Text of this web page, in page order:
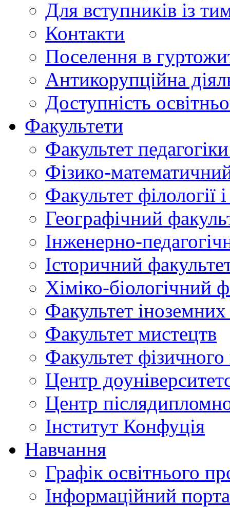
Для вступників із
Контакти
Поселення в
Антикорупційна
Доступність
Факультети
Факультет
Фізико-
Факультет філології
Географічний
Інженерно-
Історичний
Хіміко-біологічний
Факультет
Факультет мистецтв
Факультет
Центр
Центр
Інститут Конфуція
Навчання
Графік освітнього
Інформаційний